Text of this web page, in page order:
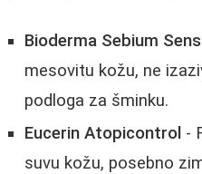
Bioderma Sebium
mesovitu kožu, ne
podloga za šminku.
Eucerin Atopicontrol -
suvu kožu, posebno